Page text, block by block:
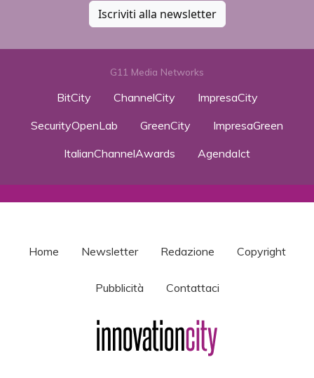
Iscriviti alla newsletter
G11 Media Networks
BitCity ChannelCity
ImpresaCity
SecurityOpenLab
GreenCity
ImpresaGreen
ItalianChannelAwards
AgendaIct
Home Newsletter Redazione Copyright
Pubblicità Contattaci